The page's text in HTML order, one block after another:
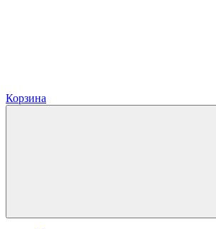
Корзина